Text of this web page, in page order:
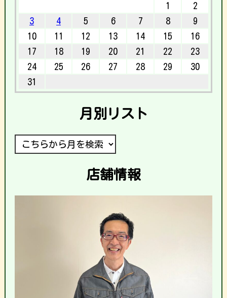
1
2
3
4 5 6 7 8
9
10
11 12 13 14 15
16
17
18 19 20 21 22
23
24
25 26 27 28 29
30
31
月別リスト
店舗情報